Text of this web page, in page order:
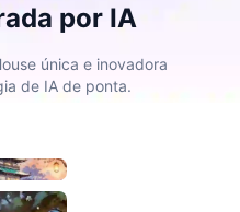
por IA
única e inovadora
de IA de ponta.